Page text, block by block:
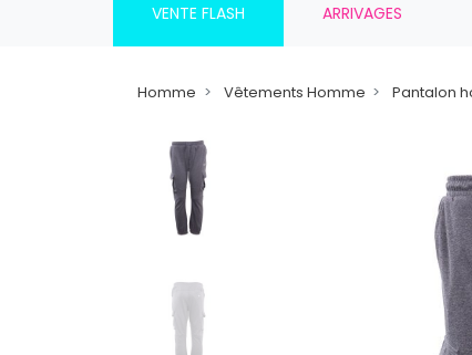
VENTE FLASH ARRIVAGES
Homme Vêtements Homme Pantalon